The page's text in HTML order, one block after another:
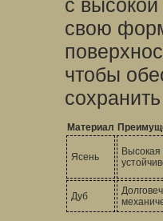
с
свою
чтобы
Материал
Ясень
Высокая
Дуб